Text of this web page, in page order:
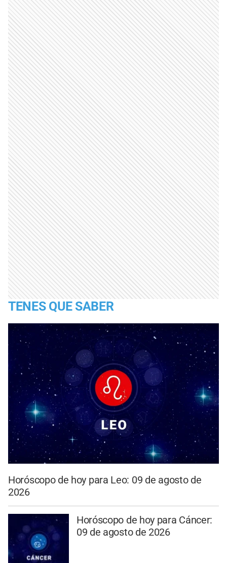
TENES QUE SABER
Horóscopo de hoy para Leo: 09 de agosto de
2026
Horóscopo de hoy para Cáncer:
09 de agosto de 2026